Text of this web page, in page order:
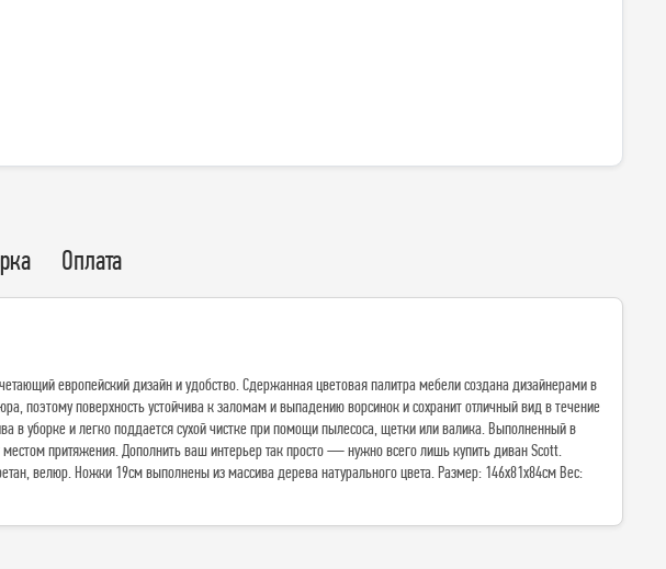
Оплата
европейский дизайн и удобство. Сдержанная цветовая палитра мебели создана дизайнерами в
поэтому поверхность устойчива к заломам и выпадению ворсинок и сохранит отличный вид в течение
в уборке и легко поддается сухой чистке при помощи пылесоса, щетки или валика. Выполненный в
притяжения. Дополнить ваш интерьер так просто — нужно всего лишь купить диван Scott.
велюр. Ножки 19см выполнены из массива дерева натурального цвета. Размер: 146х81х84см Вес: